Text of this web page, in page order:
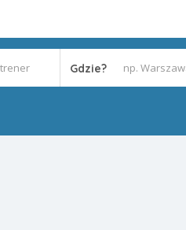
Gdzie?